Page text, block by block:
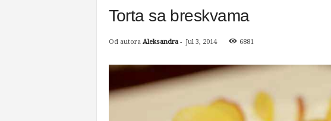
Torta sa breskvama
Od autora Aleksandra- Jul 3, 2014 6881